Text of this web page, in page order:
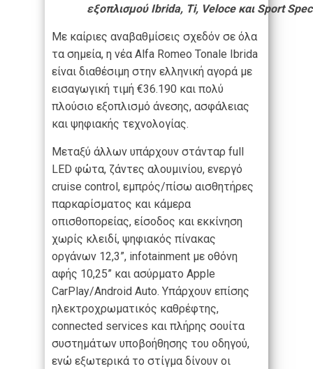
εξοπλισμού Ibrida, Ti, Veloce και Sport
Με καίριες αναβαθμίσεις σχεδόν σε όλα
τα σημεία, η νέα Alfa Romeo Tonale Ibrida
είναι διαθέσιμη στην ελληνική αγορά με
εισαγωγική τιμή €36.190 και πολύ
πλούσιο εξοπλισμό άνεσης, ασφάλειας
και ψηφιακής τεχνολογίας.
Μεταξύ άλλων υπάρχουν στάνταρ full
LED φώτα, ζάντες αλουμινίου, ενεργό
cruise control, εμπρός/πίσω αισθητήρες
παρκαρίσματος και κάμερα
οπισθοπορείας, είσοδος και εκκίνηση
χωρίς κλειδί, ψηφιακός πίνακας
οργάνων 12,3”, infotainment με οθόνη
αφής 10,25” και ασύρματο Apple
CarPlay/Android Auto. Υπάρχουν επίσης
ηλεκτροχρωματικός καθρέφτης,
connected services και πλήρης σουίτα
συστημάτων υποβοήθησης του οδηγού,
ενώ εξωτερικά το στίγμα δίνουν οι